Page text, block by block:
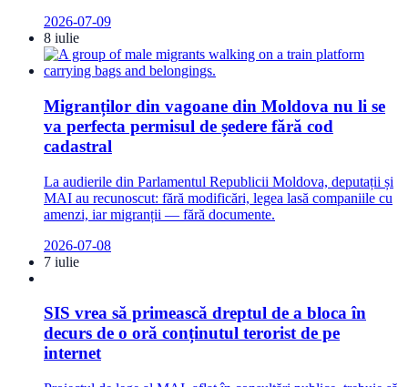
2026-07-09
8 iulie
Migranților din vagoane din Moldova nu li se
va perfecta permisul de ședere fără cod
cadastral
La audierile din Parlamentul Republicii Moldova, deputații și
MAI au recunoscut: fără modificări, legea lasă companiile cu
amenzi, iar migranții — fără documente.
2026-07-08
7 iulie
SIS vrea să primească dreptul de a bloca în
decurs de o oră conținutul terorist de pe
internet